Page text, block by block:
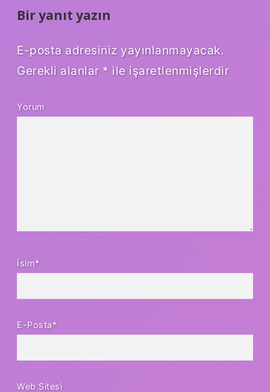
Bir yanıt yazın
E-posta adresiniz yayınlanmayacak.
Gerekli alanlar * ile işaretlenmişlerdir
Yorum
İsim*
E-Posta*
Web Sitesi